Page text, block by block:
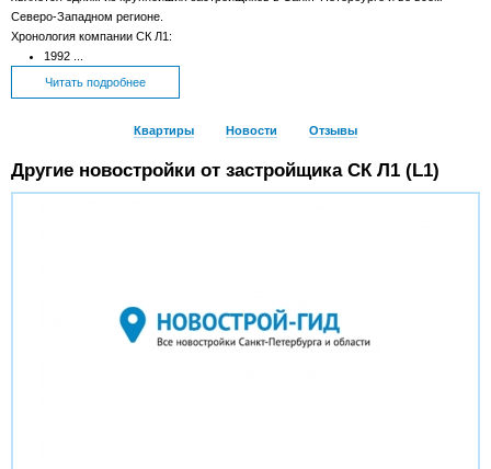
Северо-Западном регионе.
Хронология компании СК Л1:
1992 ...
Читать подробнее
Квартиры Новости Отзывы
Другие новостройки от застройщика СК Л1 (L1)